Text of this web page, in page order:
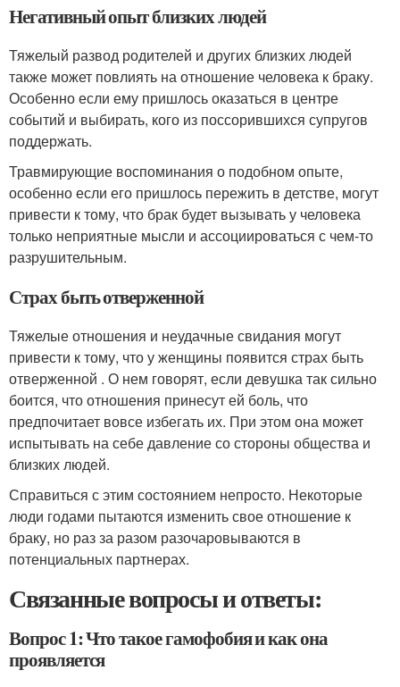
Негативный опыт близких людей
Тяжелый развод родителей и других близких людей
также может повлиять на отношение человека к браку.
Особенно если ему пришлось оказаться в центре
событий и выбирать, кого из поссорившихся супругов
поддержать.
Травмирующие воспоминания о подобном опыте,
особенно если его пришлось пережить в детстве, могут
привести к тому, что брак будет вызывать у человека
только неприятные мысли и ассоциироваться с чем-то
разрушительным.
Страх быть отверженной
Тяжелые отношения и неудачные свидания могут
привести к тому, что у женщины появится страх быть
отверженной . О нем говорят, если девушка так сильно
боится, что отношения принесут ей боль, что
предпочитает вовсе избегать их. При этом она может
испытывать на себе давление со стороны общества и
близких людей.
Справиться с этим состоянием непросто. Некоторые
люди годами пытаются изменить свое отношение к
браку, но раз за разом разочаровываются в
потенциальных партнерах.
Связанные вопросы и ответы:
Вопрос 1: Что такое гамофобия и как она
проявляется